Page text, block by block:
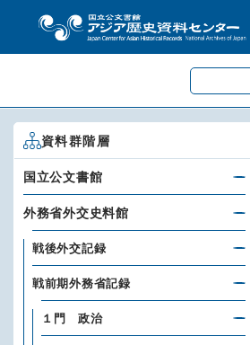
資料群階層
国立公文書館
外務省外交史料館
戦後外交記録
戦前期外務省記録
１門 政治